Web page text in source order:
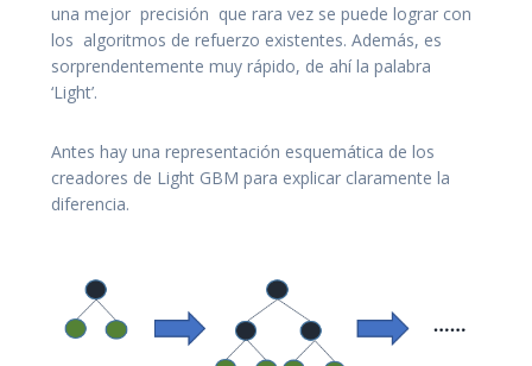
una mejor precisión que rara vez se puede lograr con
los algoritmos de refuerzo existentes. Además, es
sorprendentemente muy rápido, de ahí la palabra
‘Light’.
Antes hay una representación esquemática de los
creadores de Light GBM para explicar claramente la
diferencia.